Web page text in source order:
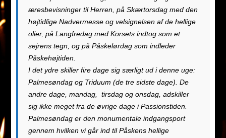
æresbevisninger til Herren, på Skærtorsdag med den
højtidlige Nadvermesse og velsignelsen af de hellige
olier, på Langfredag med Korsets indtog som et
sejrens tegn, og på Påskelørdag som indleder
Påskehøjtiden.
I det ydre skiller fire dage sig særligt ud i denne uge:
Palmesøndag og Triduum (de tre sidste dage). De
andre dage, mandag, tirsdag og onsdag, adskiller
sig ikke meget fra de øvrige dage i Passionstiden.
Palmesøndag er den monumentale indgangsport
gennem hvilken vi går ind til Påskens hellige